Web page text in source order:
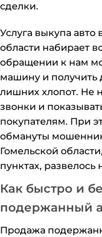
сделки.
Услуга выкупа
области набирает
обращении к нам
машину и получить
лишних хлопот. Не
звонки и
покупателям. При
обмануты
Гомельской
пунктах, развелось
Как быстро и
подержанный
Продажа